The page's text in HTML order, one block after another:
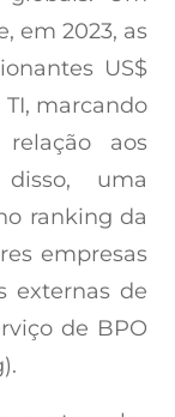
em 2023, as
US$
marcando
aos
uma
ranking da
empresas
externas de
de BPO